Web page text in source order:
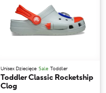
Unisex Dziecięce Sale Toddler
Toddler Classic Rocketship
Clog